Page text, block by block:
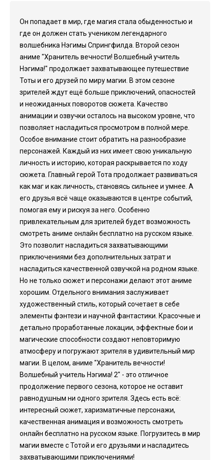
Он попадает в мир, где магия стала обыденностью и
где он должен стать учеником легендарного
волшебника Нэгимы Спрингфилда. Второй сезон
аниме "Хранитель вечности! Волшебный учитель
Нэгима!" продолжает захватывающее путешествие
Тоты и его друзей по миру магии. В этом сезоне
зрителей ждут ещё больше приключений, опасностей
и неожиданных поворотов сюжета. Качество
анимации и озвучки осталось на высоком уровне, что
позволяет насладиться просмотром в полной мере.
Особое внимание стоит обратить на разнообразие
персонажей. Каждый из них имеет свою уникальную
личность и историю, которая раскрывается по ходу
сюжета. Главный герой Тота продолжает развиваться
как маг и как личность, становясь сильнее и умнее. А
его друзья всё чаще оказываются в центре событий,
помогая ему и рискуя за него. Особенно
привлекательным для зрителей будет возможность
смотреть аниме онлайн бесплатно на русском языке.
Это позволит насладиться захватывающими
приключениями без дополнительных затрат и
насладиться качественной озвучкой на родном языке.
Но не только сюжет и персонажи делают этот аниме
хорошим. Отдельного внимания заслуживает
художественный стиль, который сочетает в себе
элементы фэнтези и научной фантастики. Красочные и
детально проработанные локации, эффектные бои и
магические способности создают неповторимую
атмосферу и погружают зрителя в удивительный мир
магии. В целом, аниме "Хранитель вечности!
Волшебный учитель Нэгима! 2" - это отличное
продолжение первого сезона, которое не оставит
равнодушным ни одного зрителя. Здесь есть всё:
интересный сюжет, харизматичные персонажи,
качественная анимация и возможность смотреть
онлайн бесплатно на русском языке. Погрузитесь в мир
магии вместе с Тотой и его друзьями и насладитесь
захватывающими приключениями!